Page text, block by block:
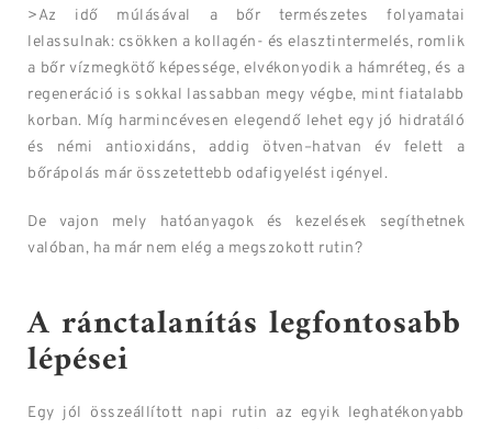
>Az idő múlásával a bőr természetes folyamatai
lelassulnak: csökken a kollagén- és elasztintermelés, romlik
a bőr vízmegkötő képessége, elvékonyodik a hámréteg, és a
regeneráció is sokkal lassabban megy végbe, mint fiatalabb
korban. Míg harmincévesen elegendő lehet egy jó hidratáló
és némi antioxidáns, addig ötven–hatvan év felett a
bőrápolás már összetettebb odafigyelést igényel.
De vajon mely hatóanyagok és kezelések segíthetnek
valóban, ha már nem elég a megszokott rutin?
A ránctalanítás legfontosabb
lépései
Egy jól összeállított napi rutin az egyik leghatékonyabb